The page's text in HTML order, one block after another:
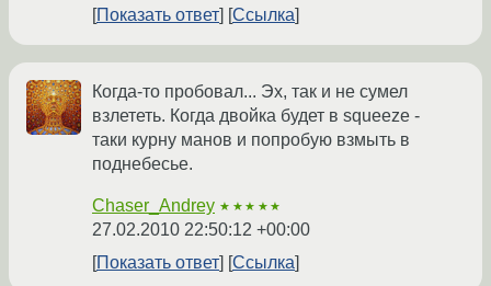
Показать ответ
Ссылка
Когда-то пробовал... Эх, так и не сумел
взлететь. Когда двойка будет в squeeze -
таки курну манов и попробую взмыть в
поднебесье.
Chaser_Andrey ★★★★★
27.02.2010 22:50:12 +00:00
Показать ответ
Ссылка